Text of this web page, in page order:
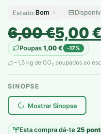
Estado:Bom
6,00€
O
preço
original
era:
6,00 €.
5,00€
O
preço
atual
é:
5,00 €.
Poupas1,00€ -17%
~1,5 kg de CO2 poupados ao
SINOPSE
Mostrar Sinopse
Esta compra dá-te25
plantar árvores reais